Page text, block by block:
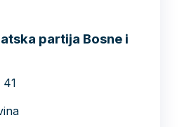
partija Bosne i
41